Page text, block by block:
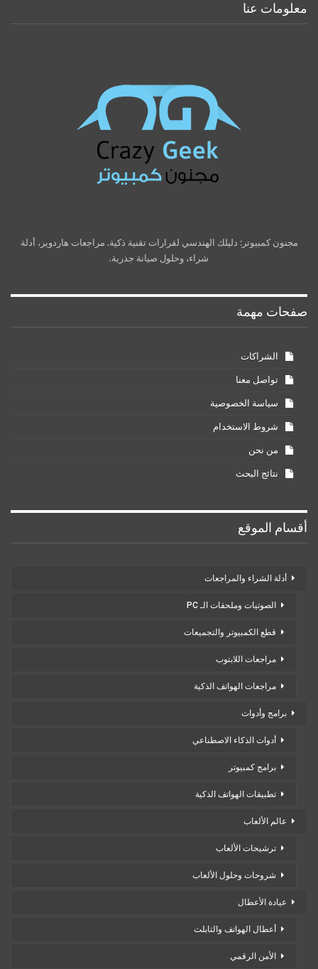
معلومات عنا
مجنون كمبيوتر: دليلك الهندسي لقرارات تقنية ذكية. مراجعات هاردوير، أدلة
شراء، وحلول صيانة جذرية.
صفحات مهمة
الشراكات
تواصل معنا
سياسة الخصوصية
شروط الاستخدام
من نحن
نتائج البحث
أقسام الموقع
أدلة الشراء والمراجعات
الصوتيات وملحقات الـ PC
قطع الكمبيوتر والتجميعات
مراجعات اللابتوب
مراجعات الهواتف الذكية
برامج وأدوات
أدوات الذكاء الاصطناعي
برامج كمبيوتر
تطبيقات الهواتف الذكية
عالم الألعاب
ترشيحات الألعاب
شروحات وحلول الألعاب
عيادة الأعطال
أعطال الهواتف والتابلت
الأمن الرقمي